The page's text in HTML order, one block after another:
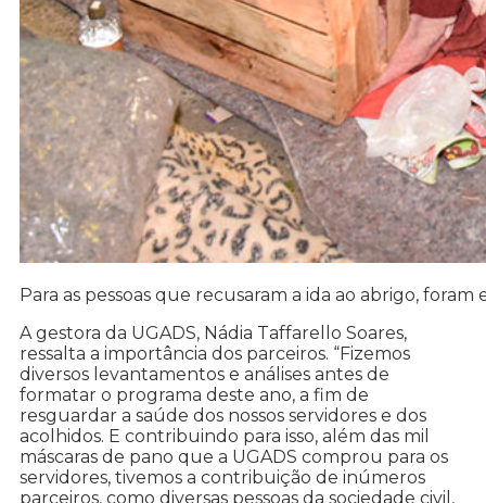
Para as pessoas que recusaram a ida ao abrigo,
A gestora da UGADS, Nádia Taffarello Soares,
ressalta a importância dos parceiros. “Fizemos
diversos levantamentos e análises antes de
formatar o programa deste ano, a fim de
resguardar a saúde dos nossos servidores e dos
acolhidos. E contribuindo para isso, além das mil
máscaras de pano que a UGADS comprou para os
servidores, tivemos a contribuição de inúmeros
parceiros, como diversas pessoas da sociedade civil,